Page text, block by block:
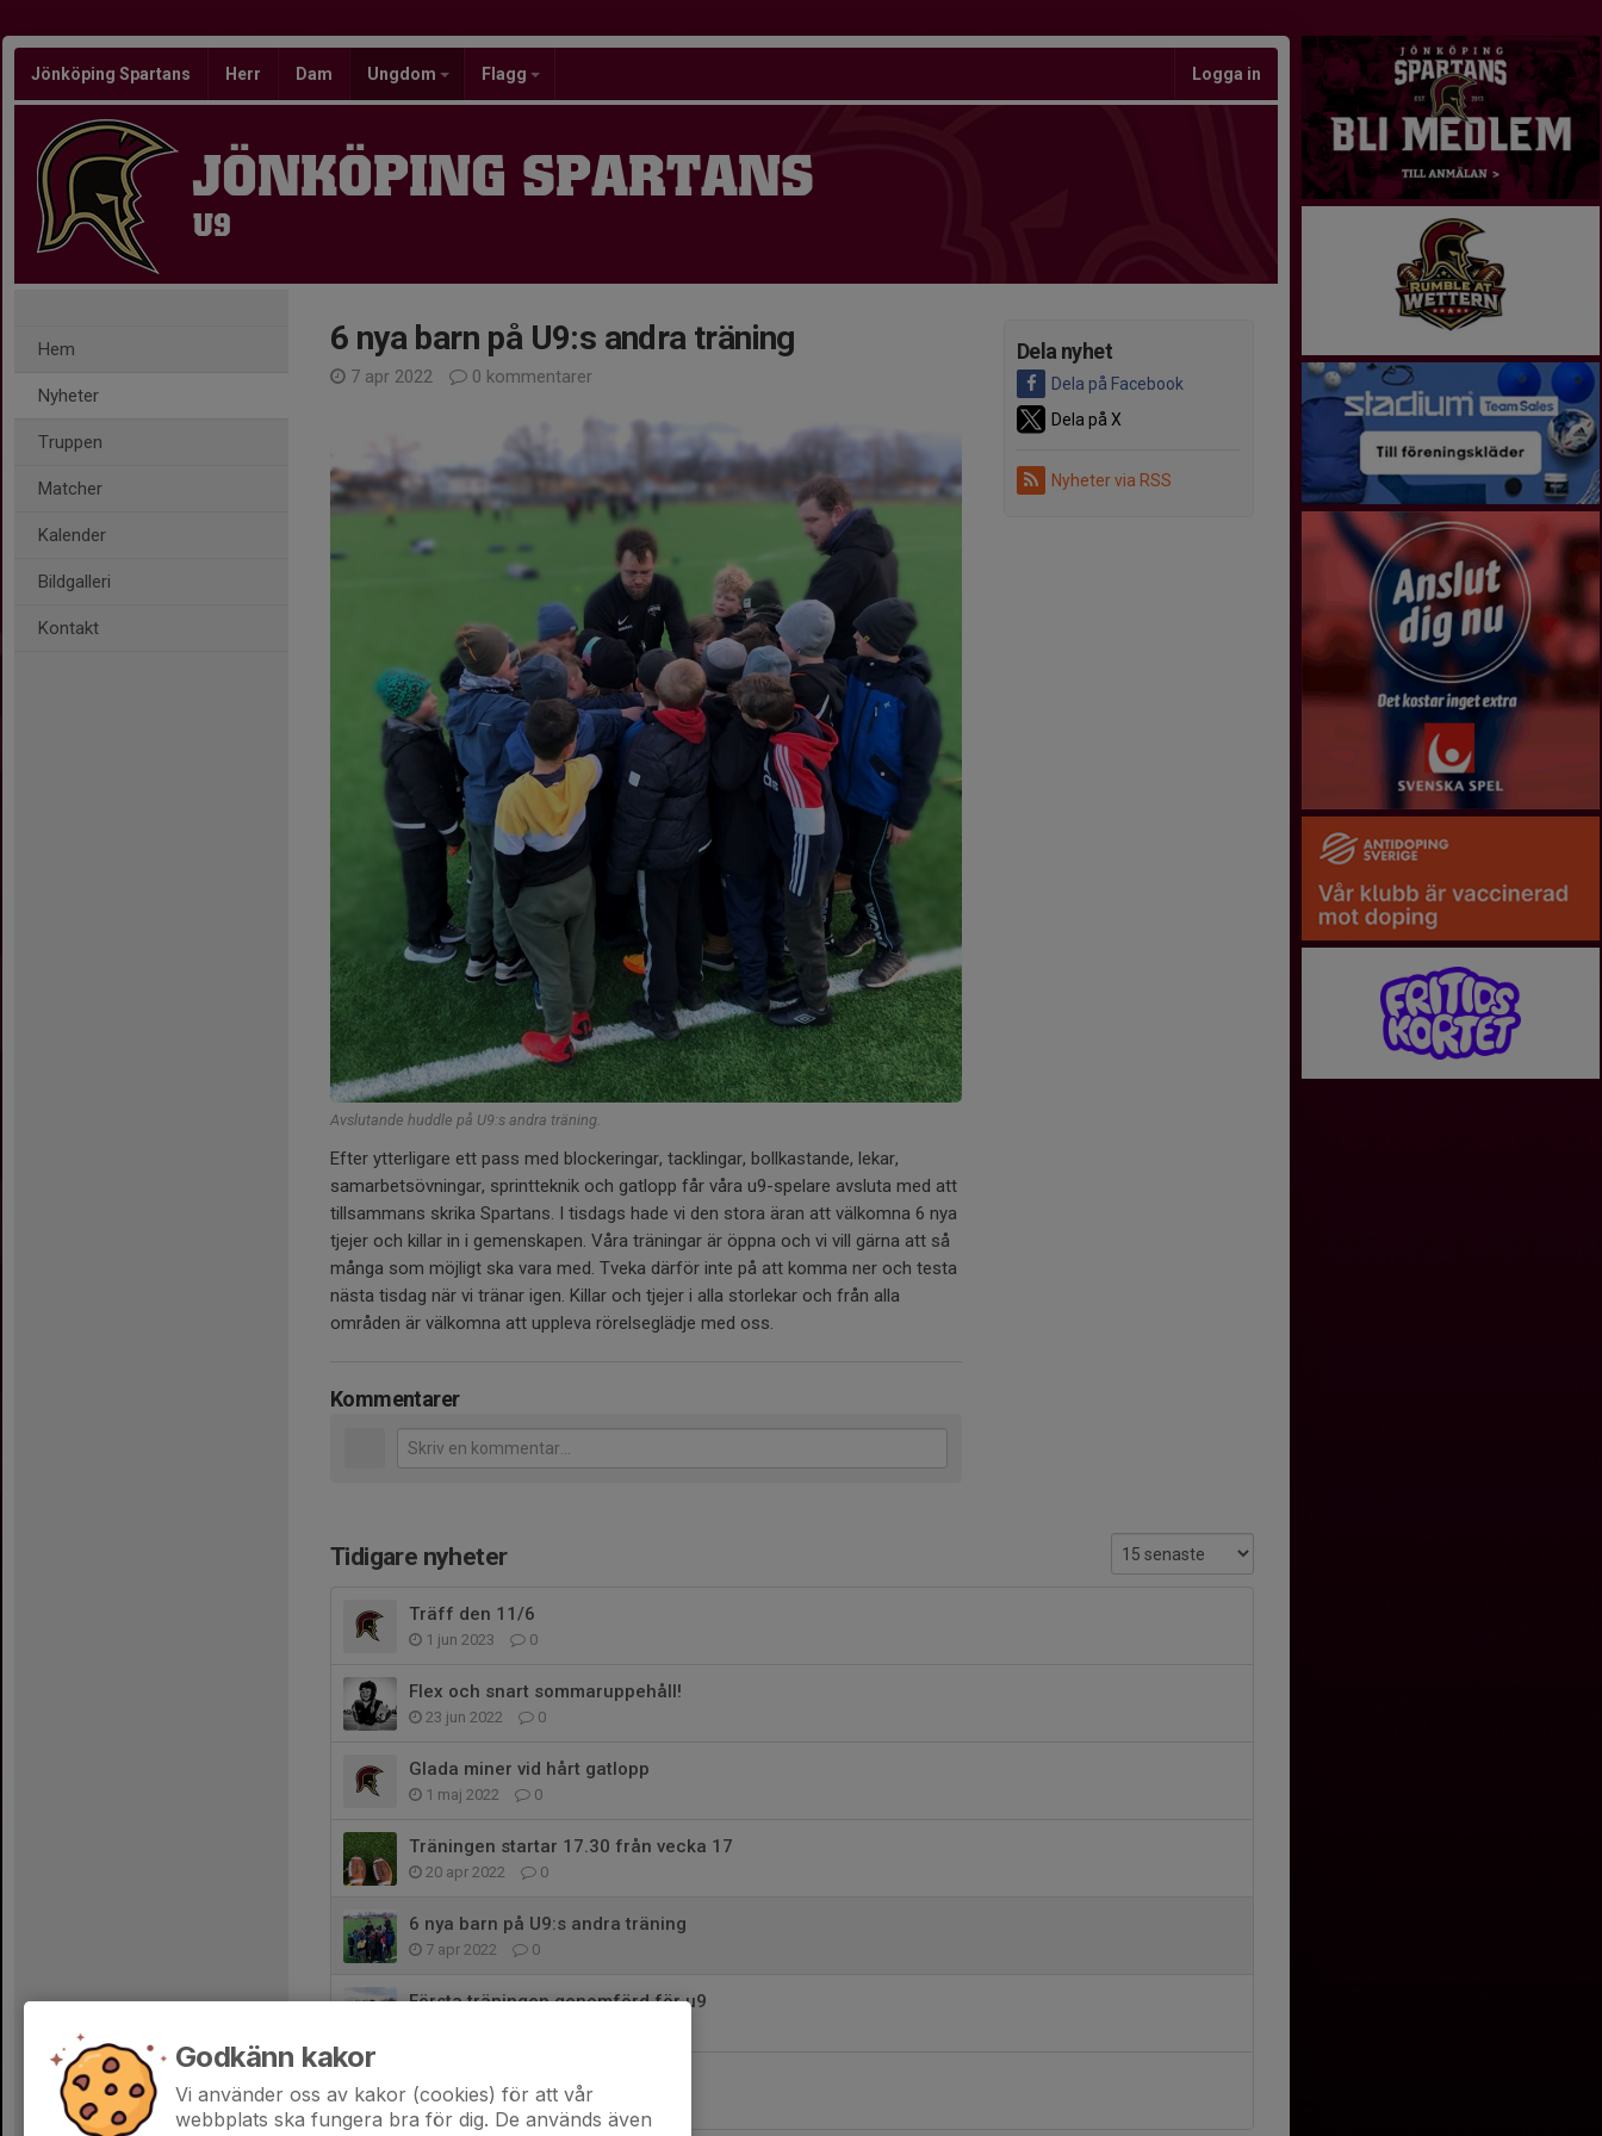
Jönköping Spartans Herr Dam Ungdom Flagg Logga in
JÖNKÖPING SPARTANS
U9
Hem
Nyheter
Truppen
Matcher
Kalender
Bildgalleri
Kontakt
Dela nyhet
Dela på Facebook
Dela på X
Nyheter via RSS
6 nya barn på U9:s andra träning
7 apr 2022 0 kommentarer
Avslutande huddle på U9:s andra träning.
Efter ytterligare ett pass med blockeringar, tacklingar, bollkastande, lekar,
samarbetsövningar, sprintteknik och gatlopp får våra u9-spelare avsluta med att
tillsammans skrika Spartans. I tisdags hade vi den stora äran att välkomna 6 nya
tjejer och killar in i gemenskapen. Våra träningar är öppna och vi vill gärna att så
många som möjligt ska vara med. Tveka därför inte på att komma ner och testa
nästa tisdag när vi tränar igen. Killar och tjejer i alla storlekar och från alla
områden är välkomna att uppleva rörelseglädje med oss.
Kommentarer
Tidigare nyheter
Träff den 11/6
1 jun 2023 0
Flex och snart sommaruppehåll!
23 jun 2022 0
Glada miner vid hårt gatlopp
1 maj 2022 0
Träningen startar 17.30 från vecka 17
20 apr 2022 0
6 nya barn på U9:s andra träning
7 apr 2022 0
Första träningen genomförd för u9
24 mar 2022 0
Godkänn kakor
Vi använder oss av kakor (cookies) för att vår
webbplats ska fungera bra för dig. De används även